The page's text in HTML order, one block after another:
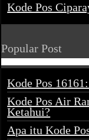
Kode Pos
Popular Post
Kode Pos
Kode Pos Air
Ketahui?
Apa itu Kode